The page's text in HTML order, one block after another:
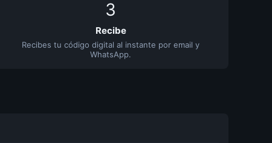
3
Recibe
Recibes tu código digital al instante por email y
WhatsApp.